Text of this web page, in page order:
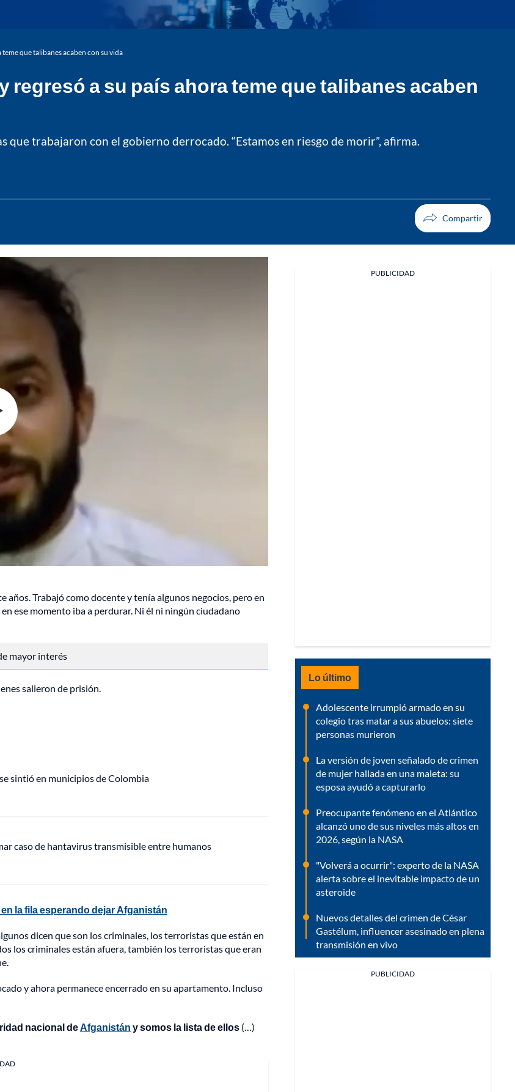
que talibanes acaben con su vida
regresó a su país ahora teme que talibanes acaben
que trabajaron con el gobierno derrocado. “Estamos en riesgo de morir”, afirma.
años. Trabajó como docente y tenía algunos negocios, pero en
ese momento iba a perdurar. Ni él ni ningún ciudadano
mayor interés
salieron de prisión.
sintió en municipios de Colombia
caso de hantavirus transmisible entre humanos
la fila esperando dejar Afganistán
dicen que son los criminales, los terroristas que están en
los criminales están afuera, también los terroristas que eran
y ahora permanece encerrado en su apartamento. Incluso
nacional deAfganistán y somos la lista de ellos (…)
PUBLICIDAD
Lo último
Adolescente irrumpió armado en su
colegio tras matar a sus abuelos: siete
personas murieron
La versión de joven señalado de crimen
de mujer hallada en una maleta: su
esposa ayudó a capturarlo
Preocupante fenómeno en el Atlántico
alcanzó uno de sus niveles más altos en
2026, según la NASA
"Volverá a ocurrir": experto de la NASA
alerta sobre el inevitable impacto de un
asteroide
Nuevos detalles del crimen de César
Gastélum, influencer asesinado en plena
transmisión en vivo
PUBLICIDAD